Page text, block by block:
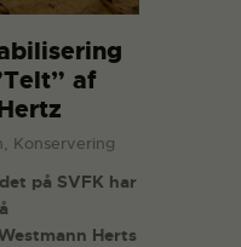
af
Konservering
på SVFK har
Herts